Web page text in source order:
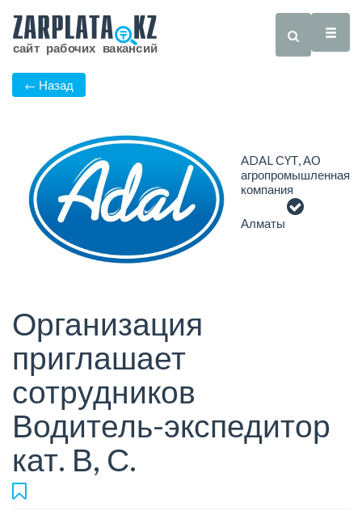
← Назад
ADAL СҮТ, АО
агропромышленная
компания
Алматы
Организация
приглашает
сотрудников
Водитель-экспедитор
кат. В, С.